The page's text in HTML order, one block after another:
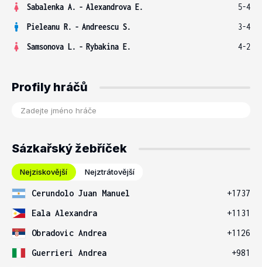
Sabalenka A. - Alexandrova E.
5-4
Pieleanu R. - Andreescu S.
3-4
Samsonova L. - Rybakina E. 4-2
Profily hráčů
Sázkařský žebříček
Nejziskovější Nejztrátovější
Cerundolo Juan Manuel
+1737
Eala Alexandra
+1131
Obradovic Andrea
+1126
Guerrieri Andrea
+981